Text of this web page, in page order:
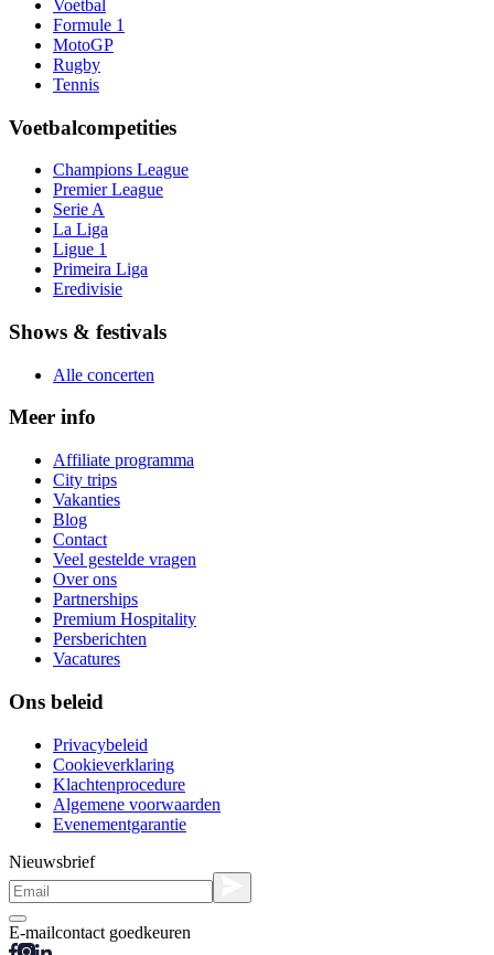
Voetbal
Formule 1
MotoGP
Rugby
Tennis
Voetbalcompetities
Champions League
Premier League
Serie A
La Liga
Ligue 1
Primeira Liga
Eredivisie
Shows & festivals
Alle concerten
Meer info
Affiliate programma
City trips
Vakanties
Blog
Contact
Veel gestelde vragen
Over ons
Partnerships
Premium Hospitality
Persberichten
Vacatures
Ons beleid
Privacybeleid
Cookieverklaring
Klachtenprocedure
Algemene voorwaarden
Evenementgarantie
Nieuwsbrief
E-mailcontact goedkeuren